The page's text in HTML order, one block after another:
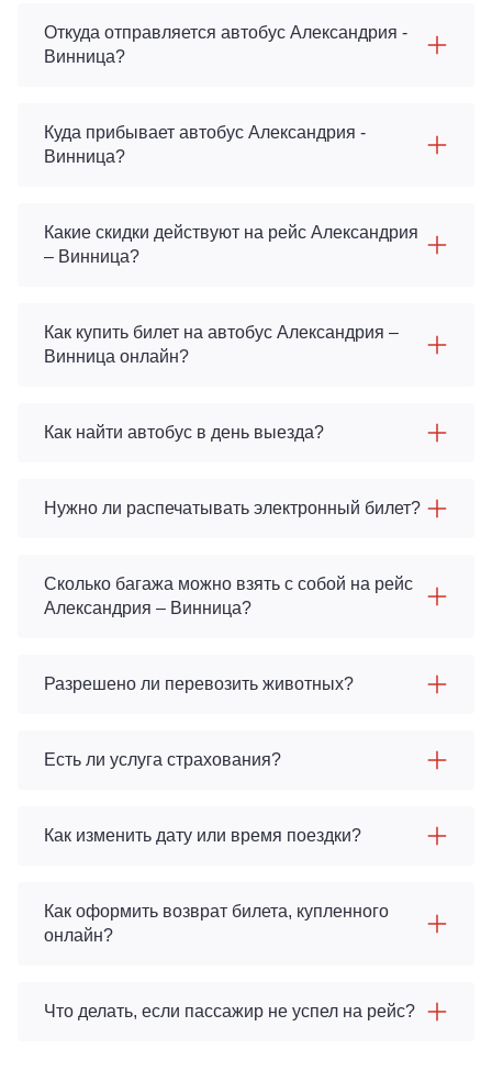
Откуда отправляется автобус Александрия -
Винница?
Куда прибывает автобус Александрия -
Винница?
Какие скидки действуют на рейс Александрия
– Винница?
Как купить билет на автобус Александрия –
Винница онлайн?
Как найти автобус в день выезда?
Нужно ли распечатывать электронный билет?
Сколько багажа можно взять с собой на рейс
Александрия – Винница?
Разрешено ли перевозить животных?
Есть ли услуга страхования?
Как изменить дату или время поездки?
Как оформить возврат билета, купленного
онлайн?
Что делать, если пассажир не успел на рейс?